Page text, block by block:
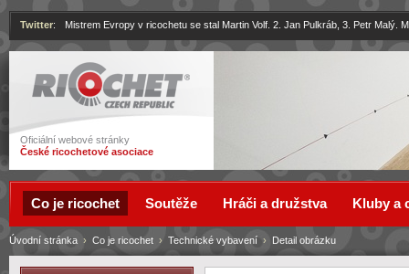
Ricochet
Oficiální webové stránky
České ricochetové asociace
Twitter: Mistrem Evropy v ricochetu se stal Martin Volf. 2. Jan Pulkráb, 3. Petr Malý.
Úvodní stránka › Co je ricochet › Technické vybavení › Detail obrázku
Co je ricochet Soutěže Hráči a družstva Kluby a